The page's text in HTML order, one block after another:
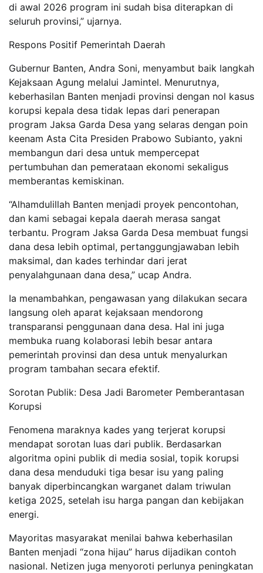
di awal 2026 program ini sudah bisa diterapkan di
seluruh provinsi,” ujarnya.
Respons Positif Pemerintah Daerah
Gubernur Banten, Andra Soni, menyambut baik langkah
Kejaksaan Agung melalui Jamintel. Menurutnya,
keberhasilan Banten menjadi provinsi dengan nol kasus
korupsi kepala desa tidak lepas dari penerapan
program Jaksa Garda Desa yang selaras dengan poin
keenam Asta Cita Presiden Prabowo Subianto, yakni
membangun dari desa untuk mempercepat
pertumbuhan dan pemerataan ekonomi sekaligus
memberantas kemiskinan.
“Alhamdulillah Banten menjadi proyek pencontohan,
dan kami sebagai kepala daerah merasa sangat
terbantu. Program Jaksa Garda Desa membuat fungsi
dana desa lebih optimal, pertanggungjawaban lebih
maksimal, dan kades terhindar dari jerat
penyalahgunaan dana desa,” ucap Andra.
Ia menambahkan, pengawasan yang dilakukan secara
langsung oleh aparat kejaksaan mendorong
transparansi penggunaan dana desa. Hal ini juga
membuka ruang kolaborasi lebih besar antara
pemerintah provinsi dan desa untuk menyalurkan
program tambahan secara efektif.
Sorotan Publik: Desa Jadi Barometer Pemberantasan
Korupsi
Fenomena maraknya kades yang terjerat korupsi
mendapat sorotan luas dari publik. Berdasarkan
algoritma opini publik di media sosial, topik korupsi
dana desa menduduki tiga besar isu yang paling
banyak diperbincangkan warganet dalam triwulan
ketiga 2025, setelah isu harga pangan dan kebijakan
energi.
Mayoritas masyarakat menilai bahwa keberhasilan
Banten menjadi “zona hijau” harus dijadikan contoh
nasional. Netizen juga menyoroti perlunya peningkatan